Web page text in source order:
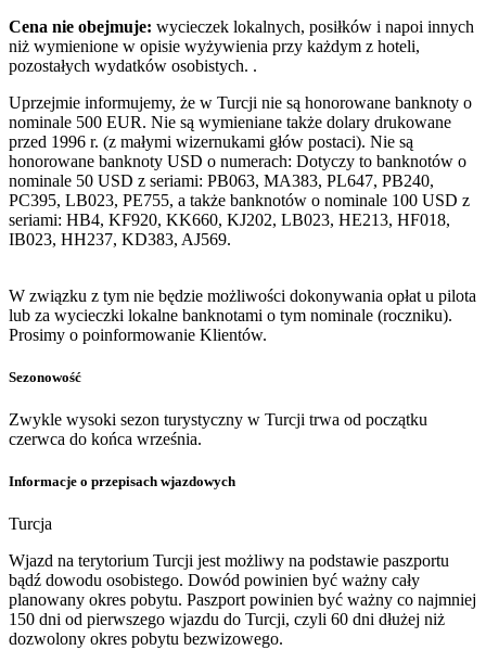
Cena nie obejmuje: wycieczek lokalnych, posiłków i napoi innych
niż wymienione w opisie wyżywienia przy każdym z hoteli,
pozostałych wydatków osobistych. .
Uprzejmie informujemy, że w Turcji nie są honorowane banknoty o
nominale 500 EUR. Nie są wymieniane także dolary drukowane
przed 1996 r. (z małymi wizernukami głów postaci). Nie są
honorowane banknoty USD o numerach: Dotyczy to banknotów o
nominale 50 USD z seriami: PB063, MA383, PL647, PB240,
PC395, LB023, PE755, a także banknotów o nominale 100 USD z
seriami: HB4, KF920, KK660, KJ202, LB023, HE213, HF018,
IB023, HH237, KD383, AJ569.
W związku z tym nie będzie możliwości dokonywania opłat u pilota
lub za wycieczki lokalne banknotami o tym nominale (roczniku).
Prosimy o poinformowanie Klientów.
Sezonowość
Zwykle wysoki sezon turystyczny w Turcji trwa od początku
czerwca do końca września.
Informacje o przepisach wjazdowych
Turcja
Wjazd na terytorium Turcji jest możliwy na podstawie paszportu
bądź dowodu osobistego. Dowód powinien być ważny cały
planowany okres pobytu. Paszport powinien być ważny co najmniej
150 dni od pierwszego wjazdu do Turcji, czyli 60 dni dłużej niż
dozwolony okres pobytu bezwizowego.